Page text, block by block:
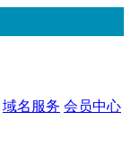
域名服务 会员中心